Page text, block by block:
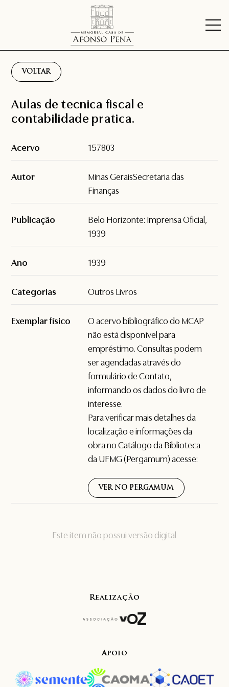
VOLTAR
Este item não possui versão digital
Aulas de tecnica fiscal e
contabilidade pratica.
Acervo 157803
Autor
Minas GeraisSecretaria das
Finanças
Publicação
Belo Horizonte: Imprensa Oficial,
1939
Ano 1939
Categorias Outros Livros
Exemplar físico
O acervo bibliográfico do MCAP
não está disponível para
empréstimo. Consultas podem
ser agendadas através do
formulário deContato,
informando os dados do livro de
interesse.
Para verificar mais detalhes da
localização e informações da
obra no Catálogo da Biblioteca
da UFMG (Pergamum) acesse:
VER NO PERGAMUM
Realização
Apoio